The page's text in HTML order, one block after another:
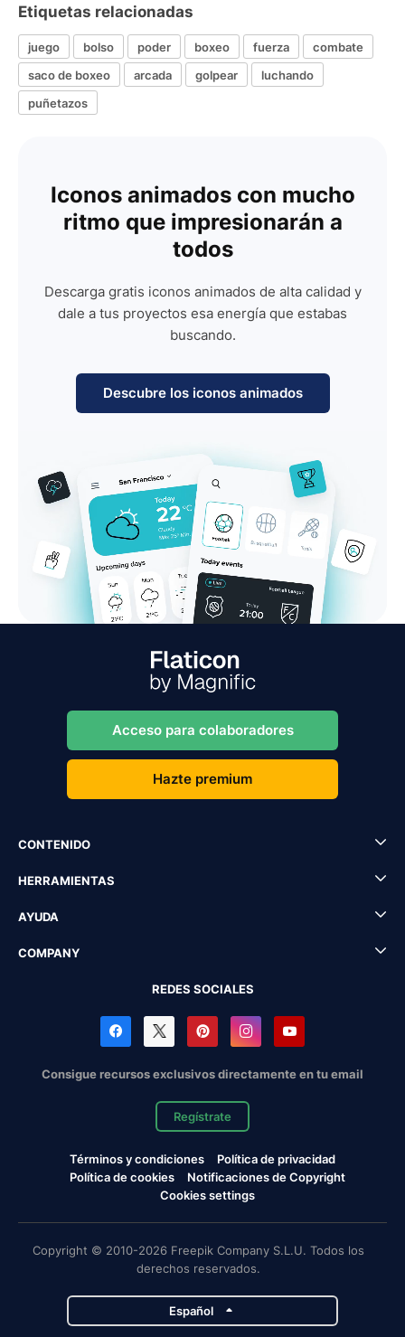
Etiquetas relacionadas
juego bolso poder boxeo fuerza
combate
saco de boxeo
arcada golpear
luchando
puñetazos
Iconos animados con mucho
ritmo que impresionarán a
todos
Descarga gratis iconos animados de alta calidad y
dale a tus proyectos esa energía que estabas
buscando.
Descubre los iconos animados
Acceso para colaboradores
Hazte premium
CONTENIDO
HERRAMIENTAS
AYUDA
COMPANY
REDES SOCIALES
Consigue recursos exclusivos directamente en tu email
Regístrate
Términos y condiciones
Política de privacidad
Política de cookies
Notificaciones de Copyright
Cookies settings
Copyright © 2010-2026 Freepik Company S.L.U. Todos los
derechos reservados.
Español